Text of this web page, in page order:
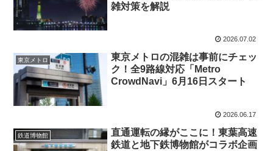
雑対策を解説
2026.07.02
東京メトロ
東京メトロの混雑は事前にチェッ
ク！全9路線対応「Metro
CrowdNavi」6月16日スタート
2026.06.17
鉄道博物館
直通運転の縁がここに！東葉高速
鉄道と地下鉄博物館がコラボ企画